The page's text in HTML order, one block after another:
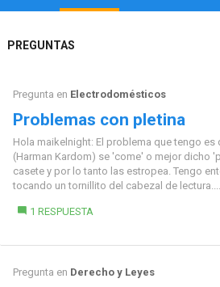
PREGUNTAS
Pregunta en Electrodomésticos
Problemas con pletina
Hola maikelnight: El problema que tengo es
(Harman Kardom) se 'come' o mejor dicho
casete y por lo tanto las estropea. Tengo
tocando un tornillito del cabezal de lectura....
1 RESPUESTA
Pregunta en Derecho y Leyes